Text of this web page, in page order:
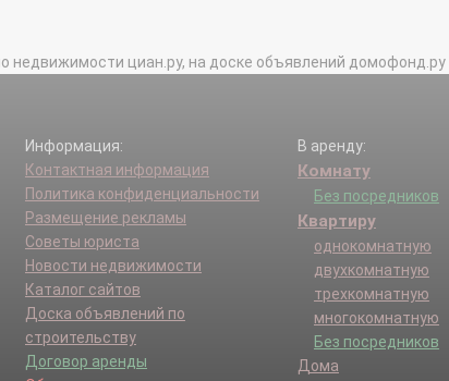
недвижимости циан.ру, на доске объявлений домофонд.ру
Информация:
Контактная информация
Политика конфиденциальности
Размещение рекламы
Советы юриста
Новости недвижимости
Каталог сайтов
Доска объявлений по
строительству
Договор аренды
В аренду:
Комнату
Без посредников
Квартиру
однокомнатную
двухкомнатную
трехкомнатную
многокомнатную
Без посредников
Дома